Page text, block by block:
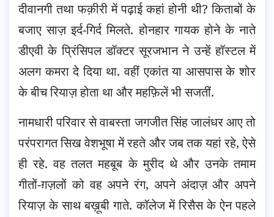
दीवानगी तथा फक़ीरी में पढ़ाई कहां होनी थी? किताबों के
बजाए साज़ इर्द-गिर्द मिलते. होनहार गायक होने के नाते
डीएवी के प्रिंसिपल डॉक्टर सूरजभान ने उन्हें हॉस्टल में
अलग कमरा दे दिया था. वहीं एकांत या आसपास के शोर
के बीच रियाज़ होता था और महफ़िलें भी सजतीं.
नामधारी परिवार से वाबस्ता जगजीत सिंह जालंधर आए तो
परंपरागत सिख वेशभूषा में रहते और जब तक यहां रहे, ऐसे
ही रहे. वह तलत महबूब के मुरीद थे और उनके तमाम
गीतों-ग़ज़लों को वह अपने रंग, अपने अंदाज़ और अपने
रियाज़ के साथ बख़ूबी गाते. कॉलेज में रिसैस के ऐन पहले